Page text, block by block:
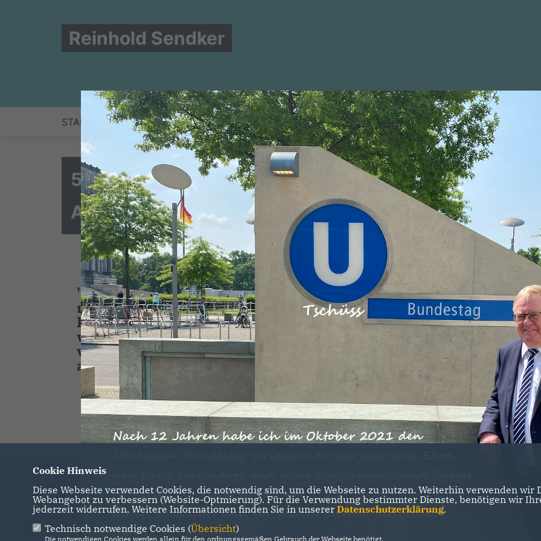
Reinhold Sendker
START NEWS ZUR PERSON BERLIN WAHLKREIS POSITIONEN BILDER NEWSLETTER
5G-Auktion beendet - Unternehmen müssen jetzt
Ausbauplanung beginnen
"Nach dem Ende der Auktion müssen die Unternehmen schnell
mit ihrer Ausbauplanung beginnen. Gerade für den ländlichen
Raum haben die Unternehmen die Pflicht, zügig über
weitreichende Kooperationen beim Mobilfunknetzausbau zu
verhandeln. Das übliche Taktieren ist jetzt nicht mehr
angebracht. Nur Ergebnisse zählen."
Willkommen auf der Seite von Reinhold
Sendker MdB
IMPRESSUM DATENSCHUTZ KONTAKT
Cookie Hinweis
Diese Webseite verwendet Cookies, die notwendig sind, um die Webseite zu nutzen. Weiterhin verwenden
Webangebot zu verbessern (Website-Optmierung). Für die Verwendung bestimmter Dienste, benötigen wir
jederzeit widerrufen. Weitere Informationen finden Sie in unserer Datenschutzerklärung.
Technisch notwendige Cookies (Übersicht)
Die notwendigen Cookies werden allein für den ordnungsgemäßen Gebrauch der Webseite benötigt.